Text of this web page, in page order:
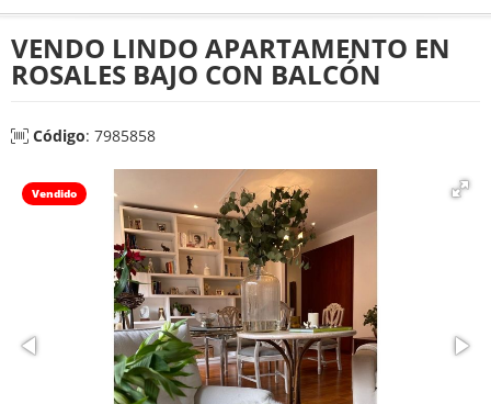
VENDO LINDO APARTAMENTO EN
ROSALES BAJO CON BALCÓN
Código: 7985858
Vendido